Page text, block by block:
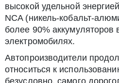
высокой удельной
NCA (никель-кобальт-
более 90% аккумуляторов
электромобилях.
Автопроизводители
относиться к
безусловно, самого